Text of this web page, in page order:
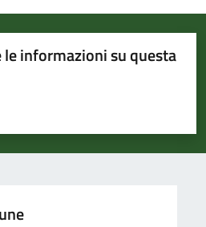
informazioni su questa
su 5
su 5
5